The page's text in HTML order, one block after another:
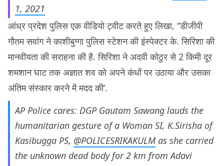
1, 2021
आंध्र प्रदेश पुलिस एक वीडियो ट्वीट करते हुए लिखा, “डीजीपी
गौतम सवांग ने काशीबुग्गा पुलिस स्टेशन की इंस्पेक्टर के. सिरिशा की
मानवीयता की सराहना की है. सिरिशा ने अदवी कोठुर से 2 किमी दूर
शमशान घाट तक अज्ञात शव को अपने कंधों पर उठाया और उसका
अंतिम संस्कार करने में मदद की’.
AP Police cares: DGP Gautam Sawang lauds the
humanitarian gesture of a Woman SI, K.Sirisha of
Kasibugga PS, @POLICESRIKAKULM as she carried
the unknown dead body for 2 km from Adavi